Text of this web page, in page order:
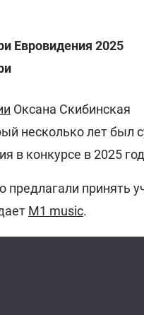
Евровидения 2025
Оксана Скибинская
несколько лет был
в конкурсе в 2025
принять
M1 music.